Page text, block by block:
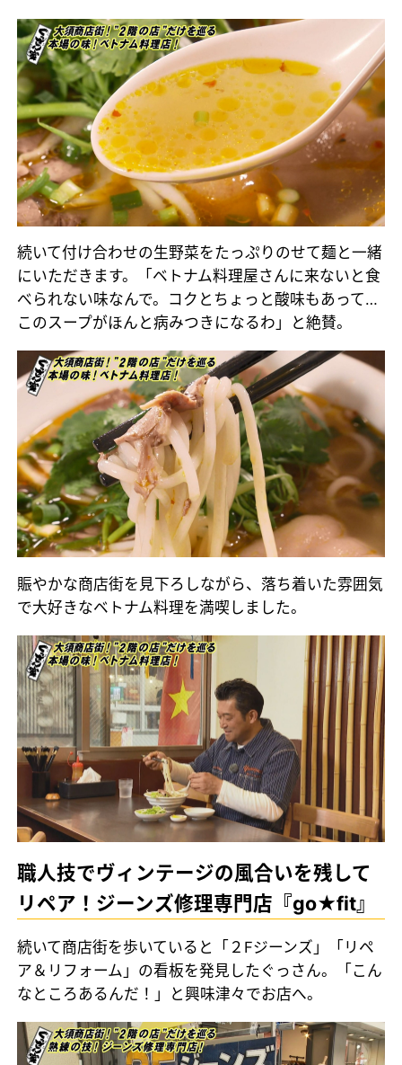
続いて付け合わせの生野菜をたっぷりのせて麺と一緒
にいただきます。「ベトナム料理屋さんに来ないと食
べられない味なんで。コクとちょっと酸味もあって…
このスープがほんと病みつきになるわ」と絶賛。
賑やかな商店街を見下ろしながら、落ち着いた雰囲気
で大好きなベトナム料理を満喫しました。
職人技でヴィンテージの風合いを残して
リペア！ジーンズ修理専門店『go★fit』
続いて商店街を歩いていると「２Fジーンズ」「リペ
ア＆リフォーム」の看板を発見したぐっさん。「こん
なところあるんだ！」と興味津々でお店へ。